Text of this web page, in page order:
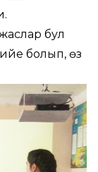
бул
болып, өз